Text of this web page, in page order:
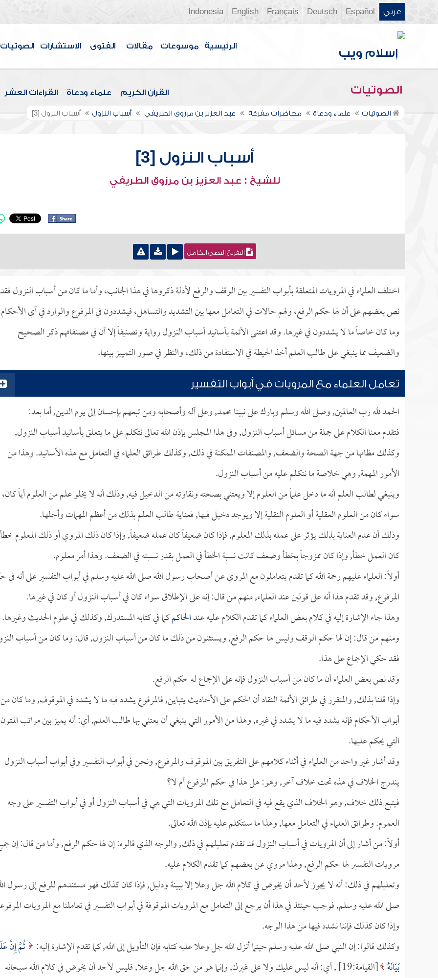
عربي Español
Deutsch
Français
English
Indonesia
الرئيسية موسوعات مقالات الفتوى الاستشارات الصوتيات
الصوتيات القرآن الكريم علماء ودعاة القراءات العشر
الصوتيات علماء ودعاة محاضرات مفرغة عبد العزيز بن مرزوق الطريفي أسباب النزول أسباب النزول [3]
أسباب النزول [3]
للشيخ : عبد العزيز بن مرزوق الطريفي
التفريغ النصي الكامل
اختلف العلماء في المرويات المتعلقة بأبواب التفسير بين الوقف والرفع لأدلة ذكروها في هذا الجانب، وأما ما كان من أسباب النزول فقد
نص بعضهم على أن لها حكم الرفع، ولهم حالات في التعامل معها بين التشديد والتساهل، فيشددون في المرفوع والوارد في آي الأحكام
وما كان خاصاً ما لا يشددون في غيرها. وقد اعتنى الأئمة بأسانيد أسباب النزول رواية وتصنيفاً إلا أن في مصنفاتهم ذكر الصحيح
والضعيف مما ينبغي على طالب العلم أخذ الحيطة في الاستفادة من ذلك، والنظر في صور التمييز بينها.
تعامل العلماء مع المرويات في أبواب التفسير
الحمد لله رب العالمين, وصلى الله وسلم وبارك على نبينا محمد, وعلى آله وأصحابه ومن تبعهم بإحسان إلى يوم الدين, أما بعد:
فتقدم معنا الكلام على جملة من مسائل أسباب النزول, وفي هذا المجلس بإذن الله تعالى نتكلم على ما يتعلق بأسانيد أسباب النزول,
وكذلك مظانها من جهة الصحة والضعف, والمصنفات الممكنة في ذلك, وكذلك طرائق العلماء في التعامل مع هذه الأسانيد. وهذا من
الأمور المهمة, وهي خلاصة ما نتكلم عليه من أسباب النزول.
وينبغي لطالب العلم أنه ما دخل علماً من العلوم إلا ويعتني بصحته ونقاوته من الدخيل فيه, وذلك أنه لا يخلو علم من العلوم أياً كان،
سواء كان من العلوم العقلية أو العلوم النقلية إلا ويوجد دخيل فيها, فعناية طالب العلم بذلك من أعظم المهمات وأجلها.
وذلك أن عدم العناية بذلك يؤثر على عمله بذلك المعلوم, فإذا كان ضعيفاً كان عمله ضعيفاً, وإذا كان ذلك المروي أو ذلك المعلوم خطأ
كان العمل خطأ, وإذا كان ممزوجاً بخطأ وضعف كانت نسبة الخطأ في العمل بقدر نسبته في الضعف. وهذا أمر معلوم.
أولاً: العلماء عليهم رحمة الله كما تقدم يتعاملون مع المروي عن أصحاب رسول الله صلى الله عليه وسلم في أبواب التفسير على أنه
المرفوع, وقد تقدم هذا أنه على قولين عند العلماء, منهم من قال: إنه على الإطلاق سواء كان في أسباب النزول أو كان في غيرها.
وهذا جاء الإشارة إليه في كلام بعض العلماء كما تقدم الكلام عليه عندالحاكمكما في كتابه المستدرك, وكذلك في علوم الحديث وغيرها.
ومنهم من قال: إن لها حكم الوقف وليس لها حكم الرفع, ويستثنون من ذلك ما كان من أسباب النزول, قال: وما كان من أسباب
فقد حكي الإجماع على هذا.
وقد نص بعض العلماء أن ما كان من أسباب النزول فإنه على الإجماع له حكم الرفع.
وإذا قلنا بذلك, والمتقرر في طرائق الأئمة النقاد أن الحكم على الأحاديث يتباين, فالمرفوع يشدد فيه ما لا يشدد في الموقوف, وما كان من
أبواب الأحكام فإنه يشدد فيه ما لا يشدد في غيره, وهذا من الأمور التي ينبغي أن يعتني بها طالب العلم, أي: أنه يميز بين مراتب المتون
التي يحكم عليها.
وقد أشار غير واحد من العلماء في أثناء كلامهم على التفريق بين الموقوف والمرفوع, ونحن في أبواب التفسير وفي أبواب أسباب النزول
يندرج الخلاف في هذه تحت خلاف آخر, وهو: هل هذا في حكم المرفوع أم لا؟
فيتبع ذلك خلاف, وهو الخلاف الذي يقع فيه في التعامل مع تلك المرويات التي هي في أسباب النزول أو في أبواب التفسير على وجه
العموم. وطرائق العلماء في التعامل معها, وهذا ما سنتكلم عليه بإذن الله تعالى.
أولاً: من أشار إلى أن المرويات في أسباب النزول قد تقدم تعليلهم في ذلك, والوجه الذي قالوه: إن لها حكم الرفع, وأما من قال: إن
مرويات التفسير لها حكم الرفع, وهذا مروي عن بعضهم كما تقدم الكلام عليه.
وتعليلهم في ذلك: أنه لا يجوز لأحد أن يخوض في كلام الله جل وعلا إلا ببينة ودليل, فإذا كان كذلك فهو مستندهم للرفع إلى رسول
صلى الله عليه وسلم, فوجب حينئذ في هذا أن يرجع إلى التعامل مع المرويات الموقوفة في أبواب التفسير في تعاملنا مع المرويات
وإذا كان كذلك فإننا نشدد فيها من هذا الوجه.
وكذلك قالوا: إن النبي صلى الله عليه وسلم حينما أنزل الله جل وعلا عليه كتابه فإن التأويل إلى الله, كما تقدم الإشارة إليه: ثُمَّ إِنَّ
بَيَانَهُ
[القيامة:19] , أي: أنه ليس عليك ولا على غيرك, وإنما هو من حق الله جل وعلا, فليس لأحد أن يخوض في كلام الله سبحانه